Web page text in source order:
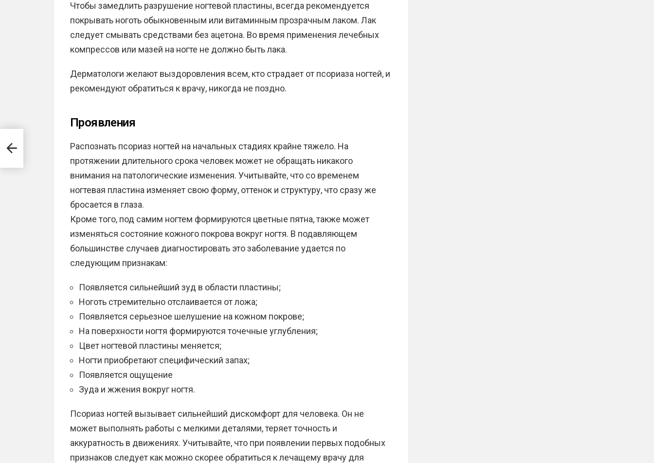
Чтобы замедлить разрушение ногтевой пластины, всегда рекомендуется
покрывать ноготь обыкновенным или витаминным прозрачным лаком. Лак
следует смывать средствами без ацетона. Во время применения лечебных
компрессов или мазей на ногте не должно быть лака.
Дерматологи желают выздоровления всем, кто страдает от псориаза ногтей, и
рекомендуют обратиться к врачу, никогда не поздно.
Проявления
Распознать псориаз ногтей на начальных стадиях крайне тяжело. На
протяжении длительного срока человек может не обращать никакого
внимания на патологические изменения. Учитывайте, что со временем
ногтевая пластина изменяет свою форму, оттенок и структуру, что сразу же
бросается в глаза.
Кроме того, под самим ногтем формируются цветные пятна, также может
изменяться состояние кожного покрова вокруг ногтя. В подавляющем
большинстве случаев диагностировать это заболевание удается по
следующим признакам:
Появляется сильнейший зуд в области пластины;
Ноготь стремительно отслаивается от ложа;
Появляется серьезное шелушение на кожном покрове;
На поверхности ногтя формируются точечные углубления;
Цвет ногтевой пластины меняется;
Ногти приобретают специфический запах;
Появляется ощущение
Зуда и жжения вокруг ногтя.
Псориаз ногтей вызывает сильнейший дискомфорт для человека. Он не
может выполнять работы с мелкими деталями, теряет точность и
аккуратность в движениях. Учитывайте, что при появлении первых подобных
признаков следует как можно скорее обратиться к лечащему врачу для